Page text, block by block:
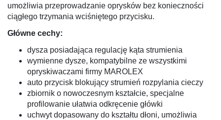
umożliwia przeprowadzanie oprysków bez konieczności
ciągłego trzymania wciśniętego przycisku.
Główne cechy:
dysza posiadająca regulację kąta strumienia
wymienne dysze, kompatybilne ze wszystkimi
opryskiwaczami firmy MAROLEX
auto przycisk blokujący strumień rozpylania cieczy
zbiornik o nowoczesnym kształcie, specjalne
profilowanie ułatwia odkręcenie główki
uchwyt dopasowany do kształtu dłoni, umożliwia